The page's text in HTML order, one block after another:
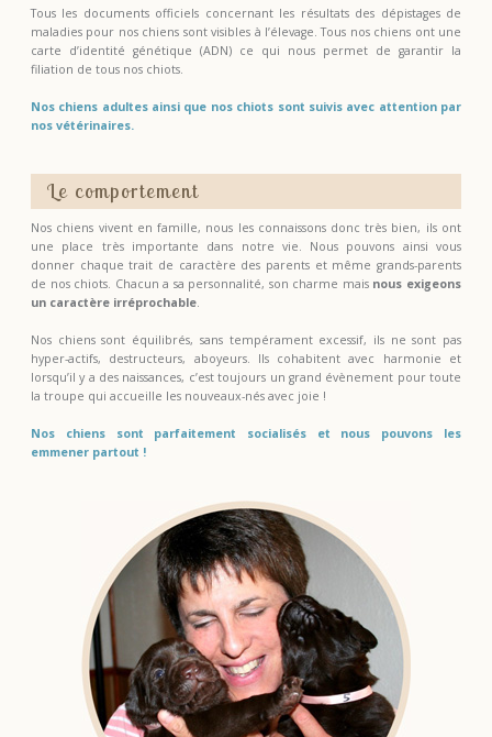
Tous les documents officiels concernant les résultats des dépistages de
maladies pour nos chiens sont visibles à l’élevage. Tous nos chiens ont une
carte d’identité génétique (ADN) ce qui nous permet de garantir la
filiation de tous nos chiots.
Nos chiens adultes ainsi que nos chiots sont suivis avec attention par
nos vétérinaires.
Le comportement
Nos chiens vivent en famille, nous les connaissons donc très bien, ils ont
une place très importante dans notre vie. Nous pouvons ainsi vous
donner chaque trait de caractère des parents et même grands-parents
de nos chiots. Chacun a sa personnalité, son charme mais nous exigeons
un caractère irréprochable.
Nos chiens sont équilibrés, sans tempérament excessif, ils ne sont pas
hyper-actifs, destructeurs, aboyeurs. Ils cohabitent avec harmonie et
lorsqu’il y a des naissances, c’est toujours un grand évènement pour toute
la troupe qui accueille les nouveaux-nés avec joie !
Nos chiens sont parfaitement socialisés et nous pouvons les
emmener partout !